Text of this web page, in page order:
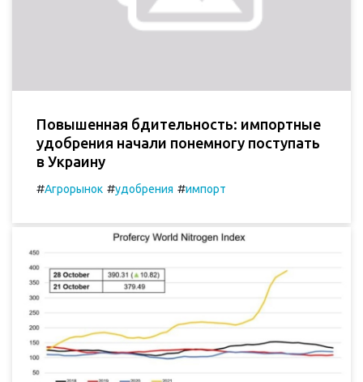
Повышенная бдительность: импортные
удобрения начали понемногу поступать
в Украину
#Агрорынок #удобрения #импорт